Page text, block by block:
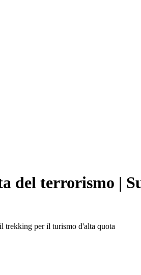
del terrorismo |
trekking per il turismo d'alta quota